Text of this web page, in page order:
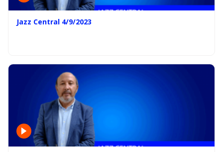
Jazz Central 4/9/2023